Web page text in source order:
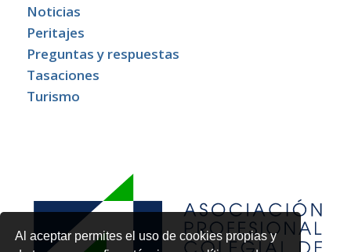
Al aceptar permites el uso de cookies propias y
Noticias
Peritajes
Preguntas y respuestas
Tasaciones
Turismo